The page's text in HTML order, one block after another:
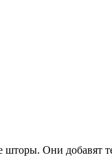
шторы. Они добавят